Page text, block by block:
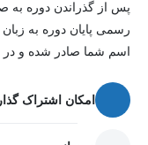
پس از گذراندن دوره به
رسمی پایان دوره به
اسم شما صادر شده و در
امکان اشتراک